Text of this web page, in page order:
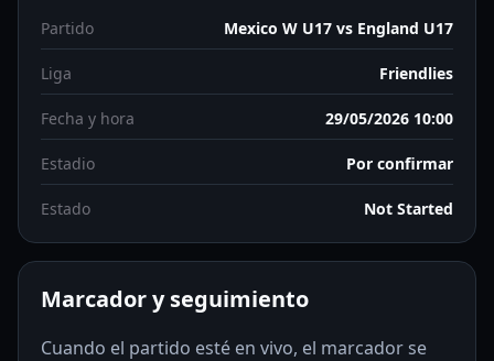
Partido Mexico W U17 vs England U17
Liga Friendlies
Fecha y hora 29/05/2026 10:00
Estadio Por confirmar
Estado Not Started
Marcador y seguimiento
Cuando el partido esté en vivo, el marcador se